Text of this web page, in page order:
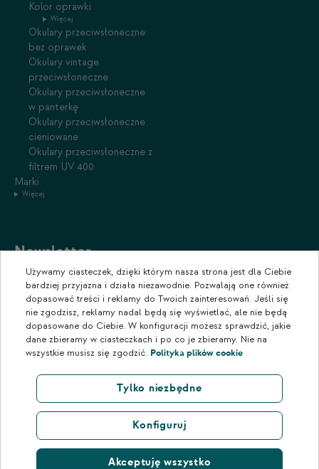
Kolor oprawki
Więcej
Okulary przeciwsłoneczne
bez oprawek
Okulary vintage
przeciwsłoneczne
Okulary przeciwsłoneczne
w panterkę
Okulary przeciwsłoneczne
cieniowane
Okulary przeciwsłoneczne z
filtrem UV 400
Marki
Więcej
Newsletter
Zapisz się do naszego newslettera, aby otrzymywać informacje o
promocjach i nowościach w naszym sklepie.
Używamy ciasteczek, dzięki którym nasza strona jest dla Ciebie
bardziej przyjazna i działa niezawodnie. Pozwalają one również
dopasować treści i reklamy do Twoich zainteresowań. Jeśli się
nie zgodzisz, reklamy nadal będą się wyświetlać, ale nie będą
dopasowane do Ciebie. W konfiguracji możesz sprawdzić, jakie
dane zbieramy w ciasteczkach i po co je zbieramy. Nie na
wszystkie musisz się zgodzić. Polityka plików cookie
Tylko niezbędne
Konfiguruj
Akceptuję wszystko